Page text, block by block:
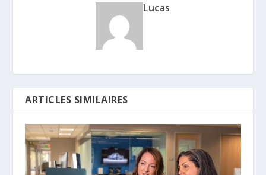
Lucas
ARTICLES SIMILAIRES